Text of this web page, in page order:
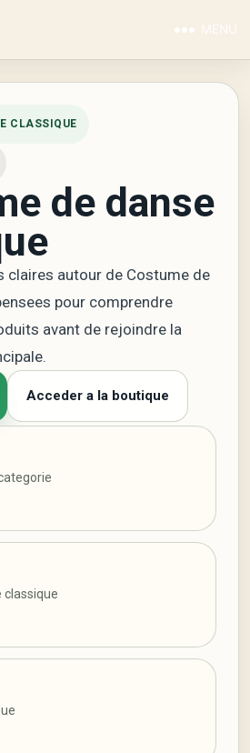
MENU
CLASSIQUE
de danse
claires autour de Costume de
pour comprendre
avant de rejoindre la
Acceder a la boutique
classique